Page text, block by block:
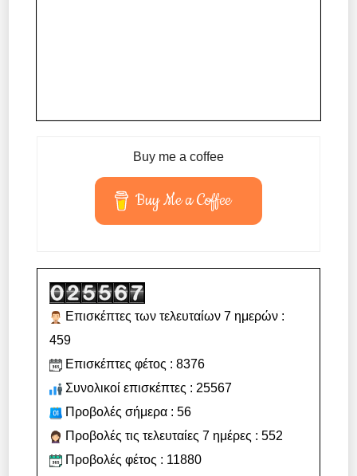
Buy me a coffee
Buy Me a Coffee
Επισκέπτες των τελευταίων 7 ημερών :
459
Επισκέπτες φέτος : 8376
Συνολικοί επισκέπτες : 25567
Προβολές σήμερα : 56
Προβολές τις τελευταίες 7 ημέρες : 552
Προβολές φέτος : 11880